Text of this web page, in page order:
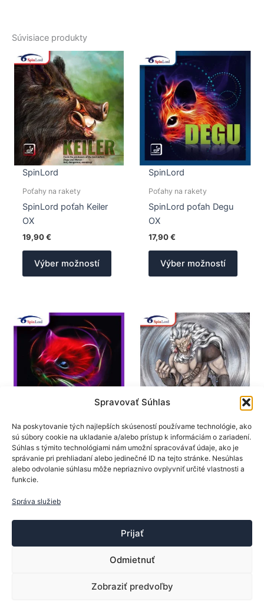
Spravovať Súhlas
Na poskytovanie tých najlepších skúseností používame technológie, ako
sú súbory cookie na ukladanie a/alebo prístup k informáciám o zariadení.
Súhlas s týmito technológiami nám umožní spracovávať údaje, ako je
správanie pri prehliadaní alebo jedinečné ID na tejto stránke. Nesúhlas
alebo odvolanie súhlasu môže nepriaznivo ovplyvniť určité vlastnosti a
funkcie.
Správa služieb
Prijať
Odmietnuť
Zobraziť predvoľby
Súvisiace produkty
SpinLord
Poťahy na rakety
SpinLord poťah Keiler
OX
19,90€
Výber možností
Tento
Možnosti
môžete
produktu.
SpinLord
Poťahy na rakety
SpinLord poťah Degu
OX
17,90€
Výber možností
Tento
si
vybrať
na
SpinLord
Poťahy na rakety
SpinLord poťah Marder
17,90
má
variantov.
si
SpinLord
Poťahy na rakety
SpinLord poťah ORKan